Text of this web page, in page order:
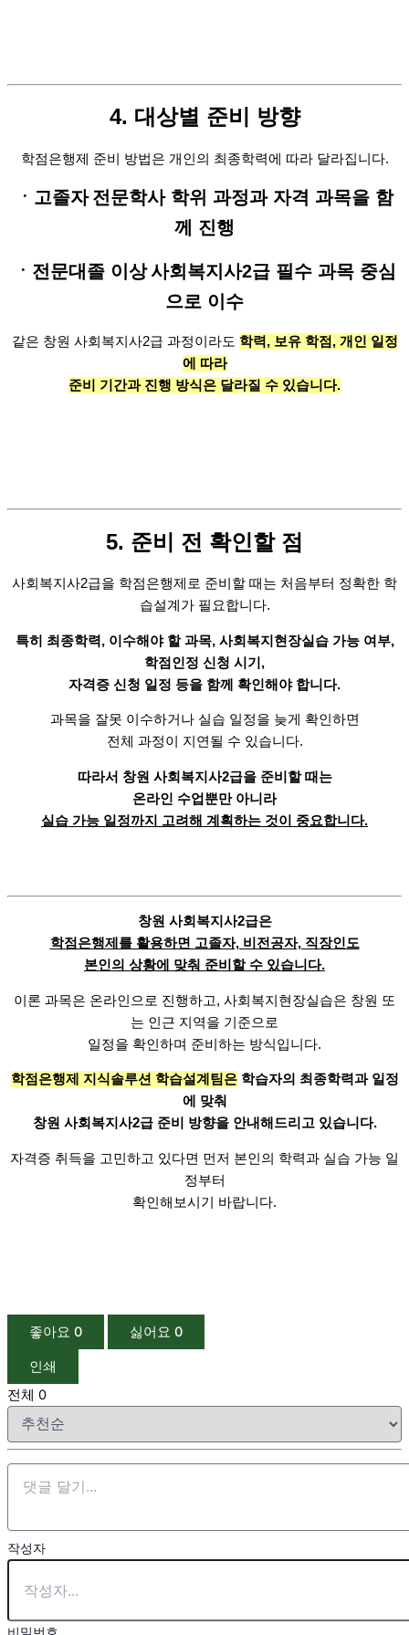
4. 대상별 준비 방향
학점은행제 준비 방법은 개인의 최종학력에 따라 달라집니다.
ㆍ고졸자 전문학사 학위 과정과 자격 과목을 함
께 진행
ㆍ전문대졸 이상 사회복지사2급 필수 과목 중심
으로 이수
같은 창원 사회복지사2급 과정이라도 학력, 보유 학점, 개인 일정
에 따라
준비 기간과 진행 방식은 달라질 수 있습니다.
5. 준비 전 확인할 점
사회복지사2급을 학점은행제로 준비할 때는 처음부터 정확한 학
습설계가 필요합니다.
특히 최종학력, 이수해야 할 과목, 사회복지현장실습 가능 여부,
학점인정 신청 시기,
자격증 신청 일정 등을 함께 확인해야 합니다.
과목을 잘못 이수하거나 실습 일정을 늦게 확인하면
전체 과정이 지연될 수 있습니다.
따라서 창원 사회복지사2급을 준비할 때는
온라인 수업뿐만 아니라
실습 가능 일정까지 고려해 계획하는 것이 중요합니다.
창원 사회복지사2급은
학점은행제를 활용하면 고졸자, 비전공자, 직장인도
본인의 상황에 맞춰 준비할 수 있습니다.
이론 과목은 온라인으로 진행하고, 사회복지현장실습은 창원 또
는 인근 지역을 기준으로
일정을 확인하며 준비하는 방식입니다.
학점은행제 지식솔루션 학습설계팀은 학습자의 최종학력과 일정
에 맞춰
창원 사회복지사2급 준비 방향을 안내해드리고 있습니다.
자격증 취득을 고민하고 있다면 먼저 본인의 학력과 실습 가능 일
정부터
확인해보시기 바랍니다.
좋아요 0 싫어요 0
인쇄
전체 0
작성자